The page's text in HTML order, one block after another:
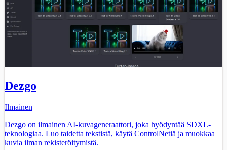
Dezgo
Ilmainen
Dezgo on ilmainen AI-kuvageneraattori, joka hyödyntää SDXL-
teknologiaa. Luo taidetta tekstistä, käytä ControlNetiä ja muokkaa
kuvia ilman rekisteröitymistä.